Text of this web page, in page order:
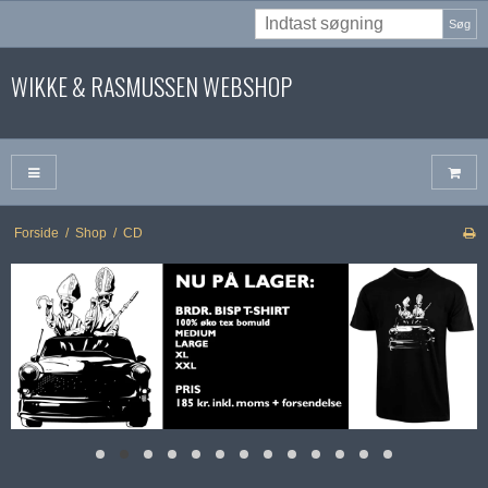
Søg
WIKKE & RASMUSSEN WEBSHOP
Forside / Shop / CD